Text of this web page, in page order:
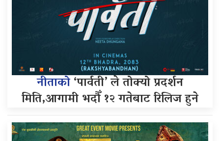
नीताको‘पार्वती’ ले तोक्यो प्रदर्शन
मिति,आगामी भदौँ १२ गतेबाट रिलिज हुने